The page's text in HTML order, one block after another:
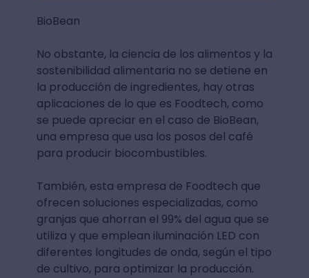
BioBean
No obstante, la ciencia de los alimentos y la
sostenibilidad alimentaria no se detiene en
la producción de ingredientes, hay otras
aplicaciones de lo que es Foodtech, como
se puede apreciar en el caso de BioBean,
una empresa que usa los posos del café
para producir biocombustibles.
También, esta empresa de Foodtech que
ofrecen soluciones especializadas, como
granjas que ahorran el 99% del agua que se
utiliza y que emplean iluminación LED con
diferentes longitudes de onda, según el tipo
de cultivo, para optimizar la producción.